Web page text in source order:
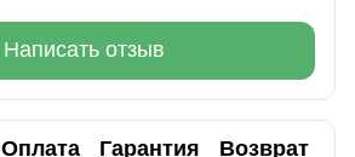
Написать отзыв
Оплата Гарантия Возврат